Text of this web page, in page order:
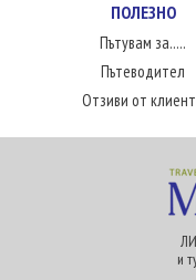
ПОЛЕЗНО
Пътувам за.....
Пътеводител
Отзиви от
и